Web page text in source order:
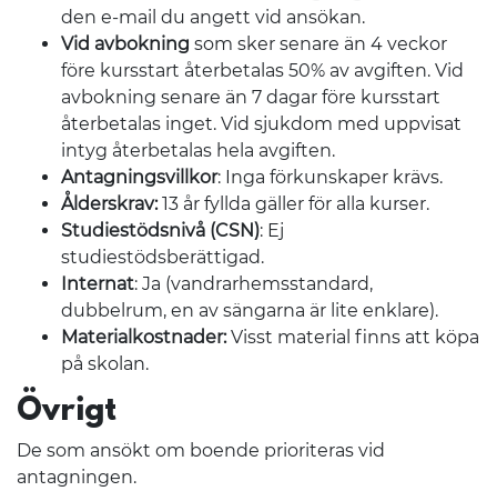
den e-mail du angett vid ansökan.
Vid avbokning som sker senare än 4 veckor
före kursstart återbetalas 50% av avgiften. Vid
avbokning senare än 7 dagar före kursstart
återbetalas inget. Vid sjukdom med uppvisat
intyg återbetalas hela avgiften.
Antagningsvillkor: Inga förkunskaper krävs.
Ålderskrav:13 år fyllda gäller för alla kurser.
Studiestödsnivå (CSN): Ej
studiestödsberättigad.
Internat: Ja (vandrarhemsstandard,
dubbelrum, en av sängarna är lite enklare).
Materialkostnader:Visst material finns att köpa
på skolan.
Övrigt
De som ansökt om boende prioriteras vid
antagningen.